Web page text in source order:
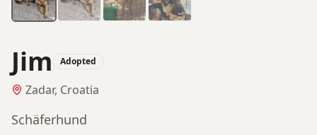
Jim Adopted
Zadar, Croatia
Schäferhund